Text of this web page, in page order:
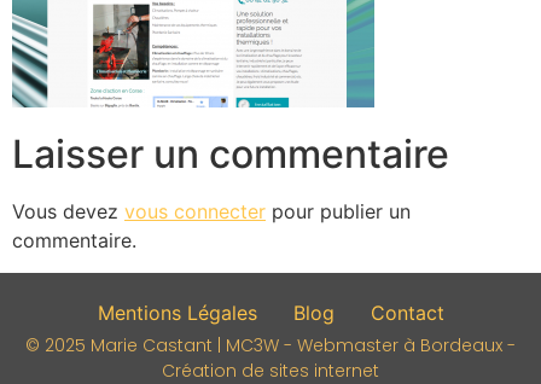
Laisser un commentaire
Vous devez vous connecter pour publier un
commentaire.
Mentions Légales Blog
Contact
© 2025 Marie Castant | MC3W - Webmaster à Bordeaux -
Création de sites internet